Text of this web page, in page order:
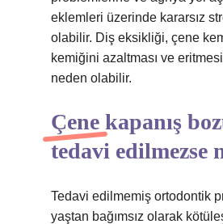
eklemleri üzerinde kararsız
olabilir. Diş eksikliği, çene
kemiğini azaltması ve
neden olabilir.
Çene kapanış
tedavi edilmezse
Tedavi edilmemiş ortodontik
yaştan bağımsız olarak